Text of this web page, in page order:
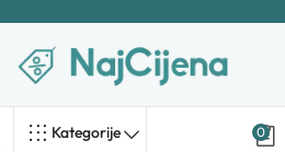
Kategorije 0